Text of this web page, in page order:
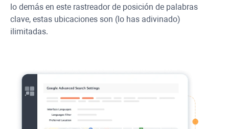
lo demás en este rastreador de posición de palabras
clave, estas ubicaciones son (lo has adivinado)
ilimitadas.